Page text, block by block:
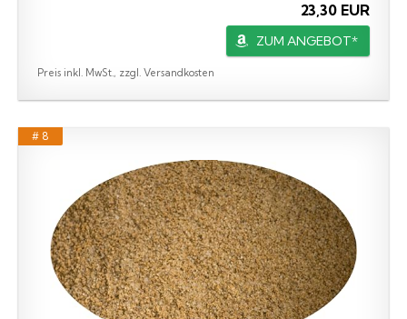
23,30 EUR
ZUM ANGEBOT*
Preis inkl. MwSt., zzgl. Versandkosten
# 8